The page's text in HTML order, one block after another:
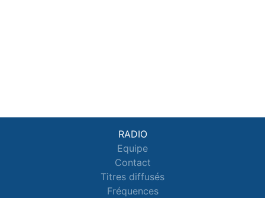
RADIO
Equipe
Contact
Titres diffusés
Fréquences